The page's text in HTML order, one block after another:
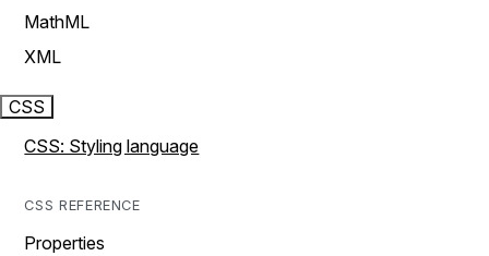
MathML
XML
CSS
CSS: Styling language
CSS REFERENCE
Properties